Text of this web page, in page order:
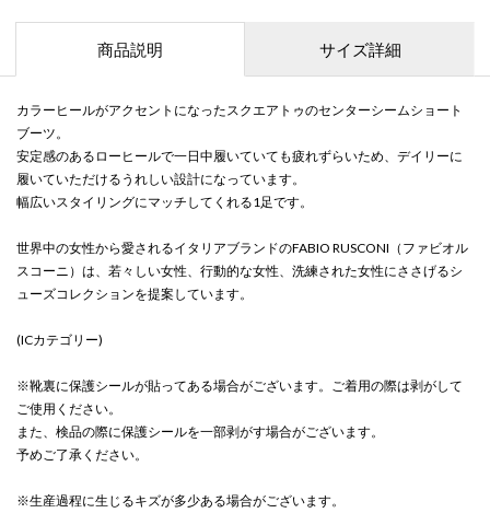
商品説明 サイズ詳細
カラーヒールがアクセントになったスクエアトゥのセンターシームショート
ブーツ。
安定感のあるローヒールで一日中履いていても疲れずらいため、デイリーに
履いていただけるうれしい設計になっています。
幅広いスタイリングにマッチしてくれる1足です。
世界中の女性から愛されるイタリアブランドのFABIO RUSCONI（ファビオル
スコーニ）は、若々しい女性、行動的な女性、洗練された女性にささげるシ
ューズコレクションを提案しています。
(ICカテゴリー)
※靴裏に保護シールが貼ってある場合がございます。ご着用の際は剥がして
ご使用ください。
また、検品の際に保護シールを一部剥がす場合がございます。
予めご了承ください。
※生産過程に生じるキズが多少ある場合がございます。